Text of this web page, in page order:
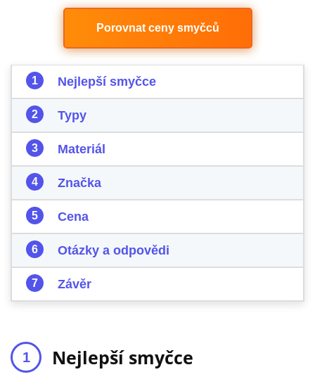
Porovnat ceny smyčců
Nejlepší smyčce
Typy
Materiál
Značka
Cena
Otázky a odpovědi
Závěr
Nejlepší smyčce